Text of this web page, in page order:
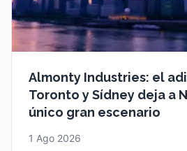
Almonty Industries: el
Toronto y Sídney deja a
único gran escenario
1 Ago 2026